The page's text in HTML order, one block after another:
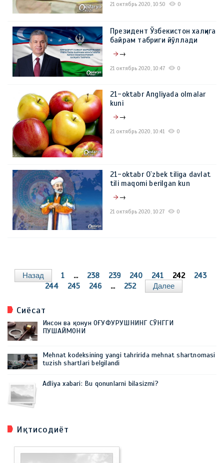
21 октябрь 2020, 10:50 0
Президент Ўзбекистон халқига
байрам табриги йўллади
→
21 октябрь 2020, 10:47 0
21-oktabr Апgliyada olmalar
kuni
→
21 октябрь 2020, 10:41 0
21-oktabr O`zbek tiliga davlat
tili maqomi berilgan kun
→
21 октябрь 2020, 10:27 0
Назад 1 ... 238 239 240 241 242
243
244
245 246 ... 252 Далее
Сиёсат
Инсон ва қонун ОҒУФУРУШНИНГ СЎНГГИ
ПУШАЙМОНИ
Mehnat kodeksining yangi tahririda mehnat shartnomasi
tuzish shartlari belgilandi
Adliya xabari: Bu qonunlarni bilasizmi?
Иқтисодиёт